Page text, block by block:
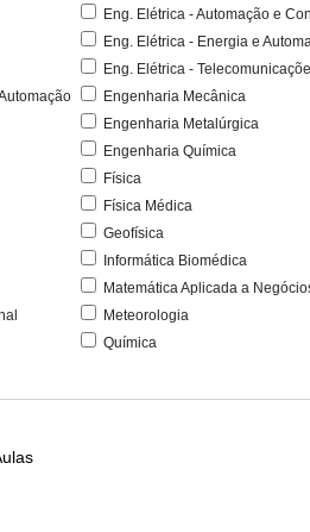
Eng. Elétrica - Automação e
Eng. Elétrica - Energia e
Eng. Elétrica -
Engenharia Mecânica
Engenharia Metalúrgica
Engenharia Química
Física
Física Médica
Geofísica
Informática Biomédica
Matemática Aplicada a
Meteorologia
Química